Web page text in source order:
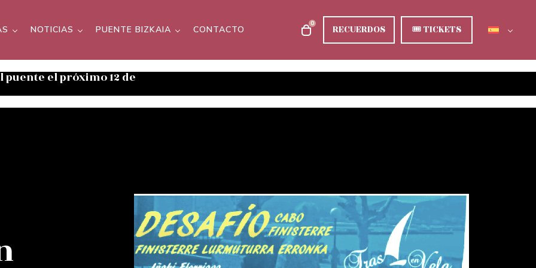
NOTICIAS PUENTE BIZKAIA CONTACTO
0 RECUERDOS 🎟TICKETS
puente el próximo 12 de